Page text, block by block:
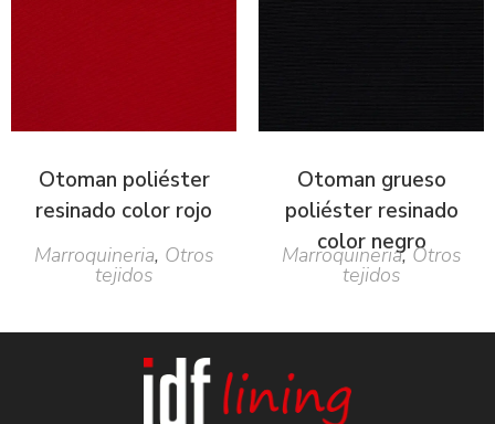
Otoman poliéster
resinado color rojo
Marroquineria, Otros
tejidos
Otoman grueso
poliéster resinado
color negro
Marroquineria,Otros
tejidos